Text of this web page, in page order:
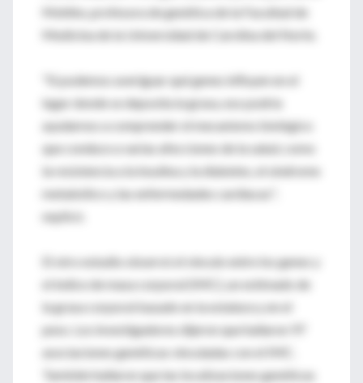
Mohlke, profesora de genética de la Facultad de
Medicina de la Universidad de Carolina del Norte.
"Si podemos averiguar qué genes influyen en el
lugar donde se deposita la grasa, eso podría
ayudarnos a comprender el mecanismo biológico
que conduce a varias afecciones de la salud, como
la resistencia a la insulina y la diabetes, el síndrome
metabólico y las enfermedades cardiacas",
explicó.
El otro estudio observó el vínculo entre los genes y
el índice de masa corporal (IMC), un estimado de
la grasa corporal basado en la estatura y en el
peso. Los investigadores dijeron que hallaron 97
asociaciones genéticas vinculadas con el IMC.
También hallaron que las localizaciones genéticas